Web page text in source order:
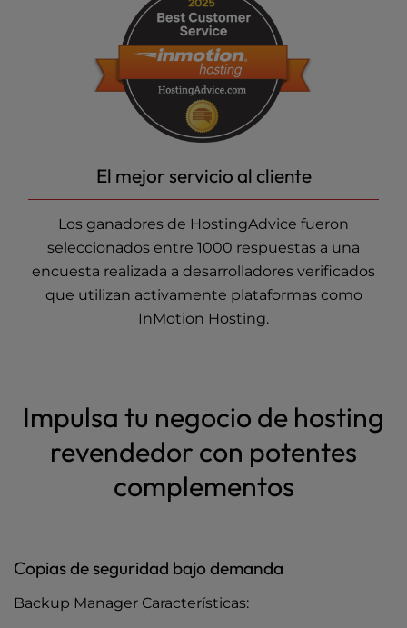
El mejor servicio al cliente
Los ganadores de HostingAdvice fueron
seleccionados entre 1000 respuestas a una
encuesta realizada a desarrolladores verificados
que utilizan activamente plataformas como
InMotion Hosting.
Impulsa tu negocio de hosting
revendedor con potentes
complementos
Copias de seguridad bajo demanda
Backup Manager Características: